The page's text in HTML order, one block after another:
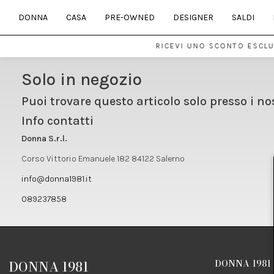
DONNA CASA PRE-OWNED DESIGNER SALDI
RICEVI UNO SCONTO
Solo in negozio
Puoi trovare questo articolo solo presso i
Info contatti
Donna S.r.l.
Corso Vittorio Emanuele 182 84122 Salerno
info@donna1981.it
089237858
DONNA 1981 DONNA 1981